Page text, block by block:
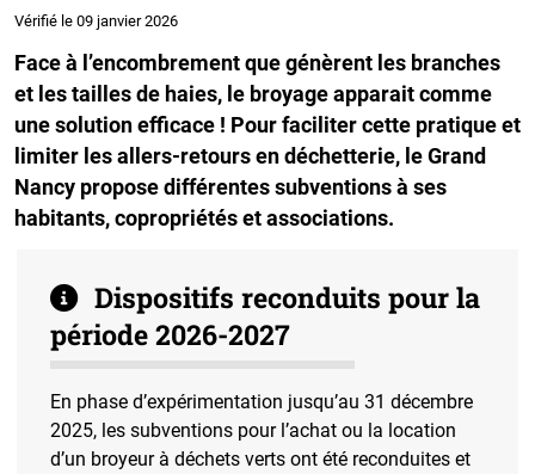
Vérifié le 09 janvier 2026
Face à l’encombrement que génèrent les branches
et les tailles de haies, le broyage apparait comme
une solution efficace ! Pour faciliter cette pratique et
limiter les allers-retours en déchetterie, le Grand
Nancy propose différentes subventions à ses
habitants, copropriétés et associations.
Dispositifs reconduits pour la
période 2026-2027
En phase d’expérimentation jusqu’au 31 décembre
2025, les subventions pour l’achat ou la location
d’un broyeur à déchets verts ont été reconduites et